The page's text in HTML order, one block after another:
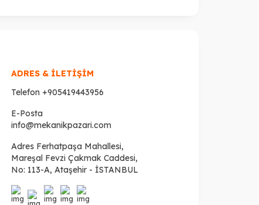
ADRES & İLETİŞİM
Telefon +905419443956
E-Posta
info@mekanikpazari.com
Adres Ferhatpaşa Mahallesi,
Mareşal Fevzi Çakmak Caddesi,
No: 113-A, Ataşehir - İSTANBUL